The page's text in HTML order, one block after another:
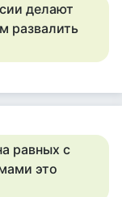
делают
развалить
равных с
это